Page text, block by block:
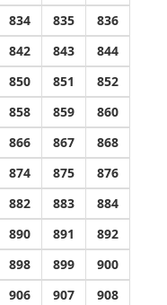
834 835
836
842 843
844
850 851
852
858 859
860
866 867
868
874 875
876
882 883
884
890 891
892
898 899
900
906 907
908